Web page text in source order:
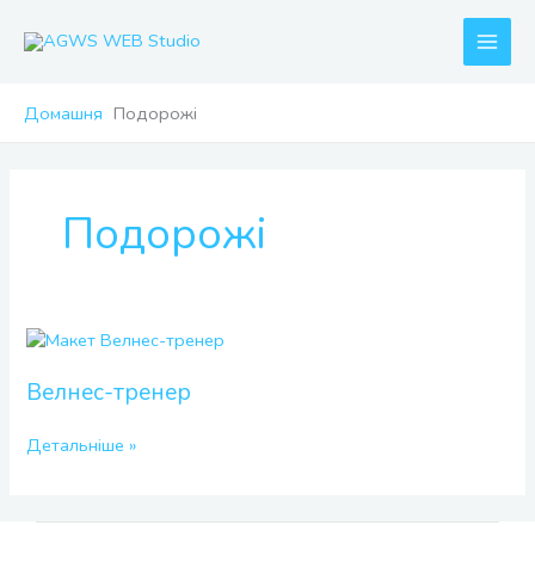
Домашня Подорожі
Подорожі
Велнес-тренер
Велнес-
Детальніше »